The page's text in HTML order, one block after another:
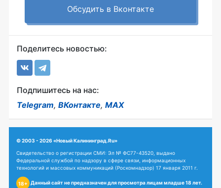
Обсудить в Вконтакте
Поделитесь новостью:
Подпишитесь на нас:
Telegram, ВКонтакте, MAX
© 2003 - 2026 «Новый Калининград.Ru»
Свидетельство о регистрации СМИ: Эл № ФС77-43520, выдано
Федеральной службой по надзору в сфере связи, информационных
технологий и массовых коммуникаций (Роскомнадзор) 17 января 2011 г.
18+ Данный сайт не предназначен для просмотра лицам младше 18 лет.